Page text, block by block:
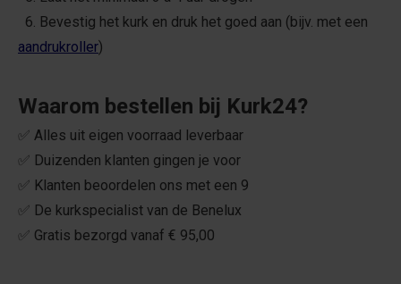
6. Bevestig het kurk en druk het goed aan (bijv. met een
aandrukroller)
Waarom bestellen bij Kurk24?
✅ Alles uit eigen voorraad leverbaar
✅ Duizenden klanten gingen je voor
✅ Klanten beoordelen ons met een 9
✅ De kurkspecialist van de Benelux
✅ Gratis bezorgd vanaf € 95,00